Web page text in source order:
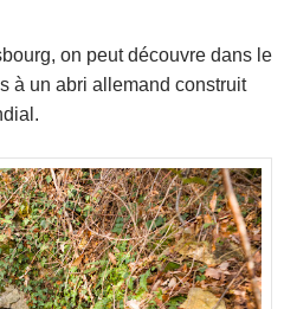
on peut découvre dans le
à un abri allemand construit